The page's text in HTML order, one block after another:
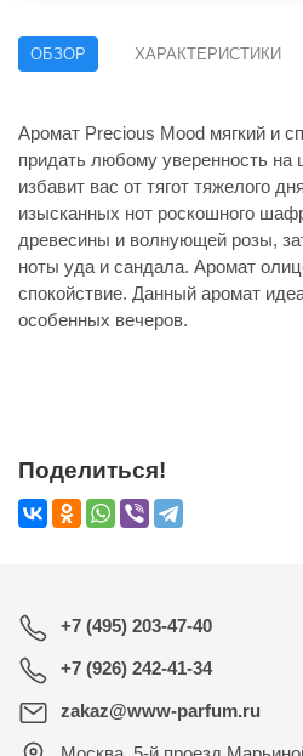
ОБЗОР ХАРАКТЕРИСТИКИ
Аромат Precious Mood мягкий и
придать любому уверенность на
избавит вас от тягот тяжелого
изысканных нот роскошного
древесины и волнующей розы,
ноты уда и сандала. Аромат
спокойствие. Данный аромат
особенных вечеров.
Поделиться!
+7 (495) 203-47-40
+7 (926) 242-41-34
zakaz@www-parfum.ru